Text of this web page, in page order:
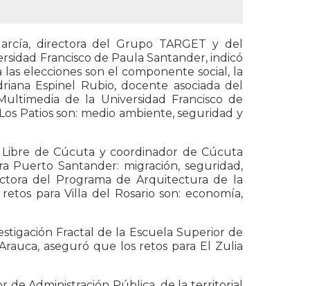
directora del Grupo TARGET y del
Francisco de Paula Santander, indicó
elecciones son el componente social, la
Espinel Rubio, docente asociada del
de la Universidad Francisco de
Patios son: medio ambiente, seguridad y
Libre de Cúcuta y coordinador de Cúcuta
Puerto Santander: migración, seguridad,
del Programa de Arquitectura de la
para Villa del Rosario son: economía,
Fractal de la Escuela Superior de
aseguró que los retos para El Zulia